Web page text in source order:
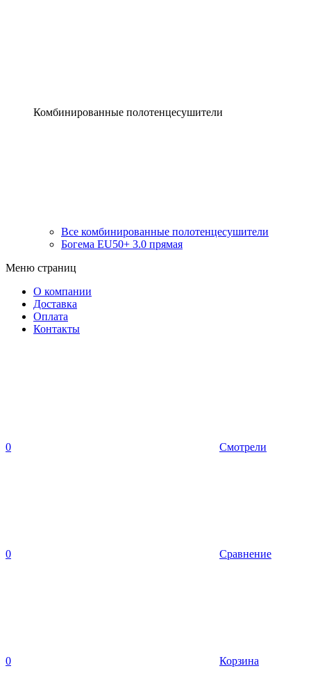
Комбинированные полотенцесушители
Все комбинированные полотенцесушители
Богема EU50+ 3.0 прямая
Меню страниц
О компании
Доставка
Оплата
Контакты
0 Смотрели
0 Сравнение
0 Корзина